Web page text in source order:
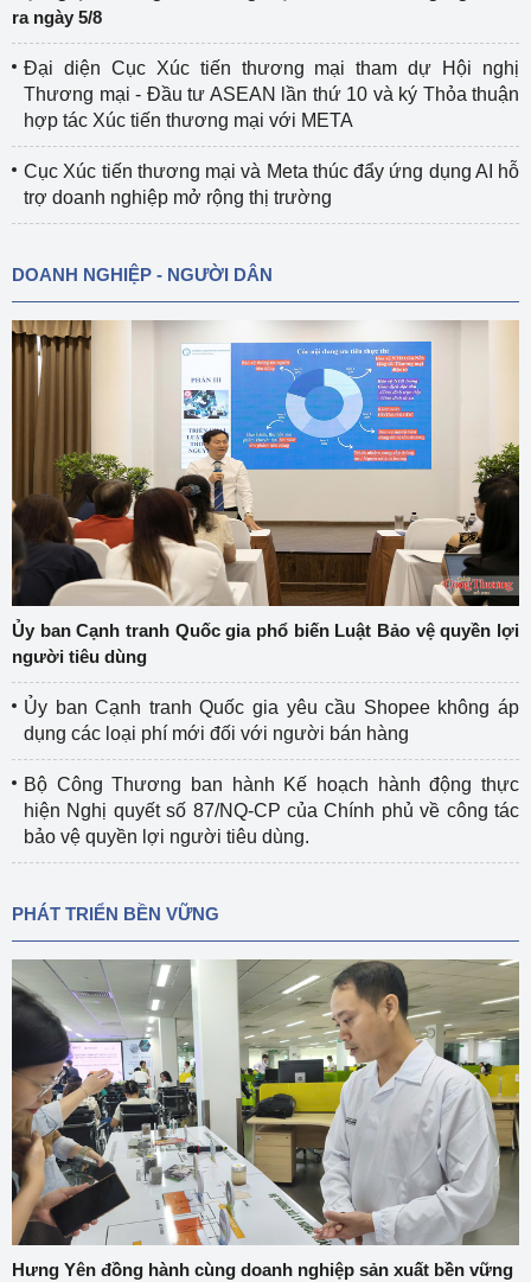
ra ngày 5/8
Đại diện Cục Xúc tiến thương mại tham dự Hội nghị
Thương mại - Đầu tư ASEAN lần thứ 10 và ký Thỏa thuận
hợp tác Xúc tiến thương mại với META
Cục Xúc tiến thương mại và Meta thúc đẩy ứng dụng AI hỗ
trợ doanh nghiệp mở rộng thị trường
DOANH NGHIỆP - NGƯỜI DÂN
Ủy ban Cạnh tranh Quốc gia phổ biến Luật Bảo vệ quyền lợi
người tiêu dùng
Ủy ban Cạnh tranh Quốc gia yêu cầu Shopee không áp
dụng các loại phí mới đối với người bán hàng
Bộ Công Thương ban hành Kế hoạch hành động thực
hiện Nghị quyết số 87/NQ-CP của Chính phủ về công tác
bảo vệ quyền lợi người tiêu dùng.
PHÁT TRIỂN BỀN VỮNG
Hưng Yên đồng hành cùng doanh nghiệp sản xuất bền vững